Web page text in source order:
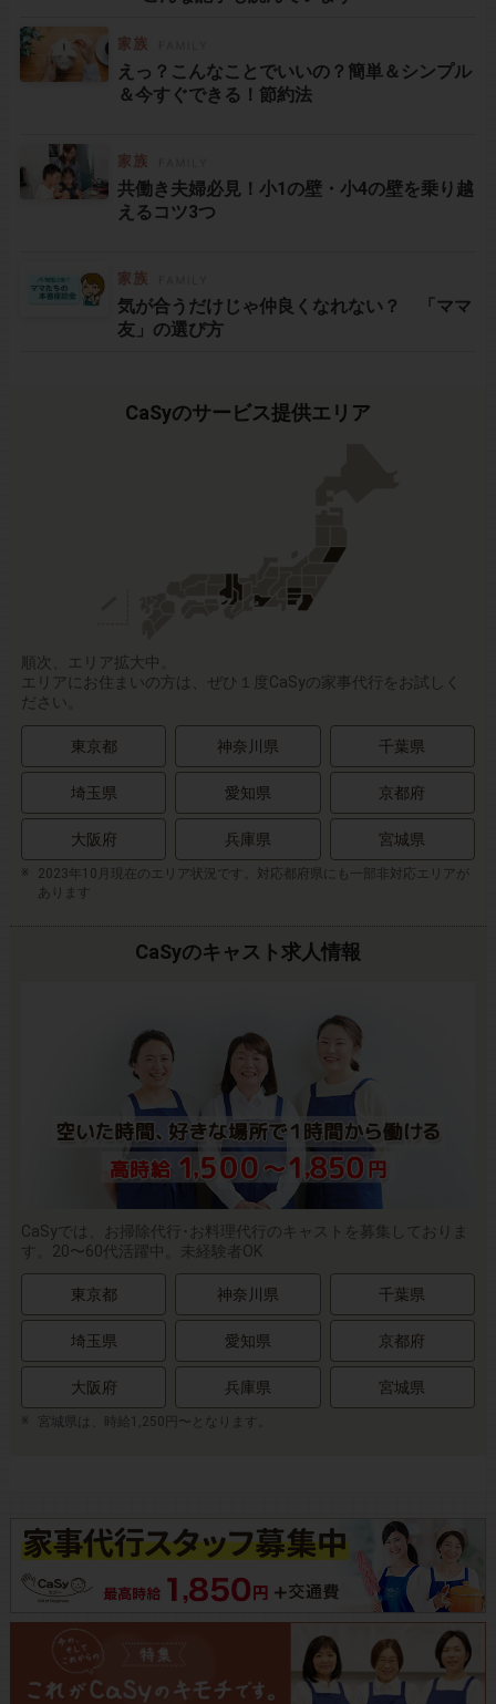
えっ？こんなことでいいの？簡単＆シンプル
＆今すぐできる！節約法
共働き夫婦必見！小1の壁・小4の壁を乗り越
えるコツ3つ
気が合うだけじゃ仲良くなれない？ 「ママ
友」の選び方
CaSyのサービス提供エリア
順次、エリア拡大中。
エリアにお住まいの方は、ぜひ１度CaSyの家事代行をお試しく
ださい。
東京都 神奈川県 千葉県
埼玉県 愛知県 京都府
大阪府 兵庫県 宮城県
2023年10月現在のエリア状況です。対応都府県にも一部非対応エリアが
あります
CaSyのキャスト求人情報
CaSyでは、お掃除代行･お料理代行のキャストを募集しておりま
す。20〜60代活躍中。未経験者OK
東京都 神奈川県 千葉県
埼玉県 愛知県 京都府
大阪府 兵庫県 宮城県
宮城県は、時給1,250円〜となります。